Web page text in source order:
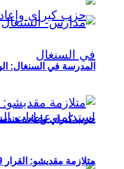
حزب كيراي وإعادة
المدرسة في السنغال: